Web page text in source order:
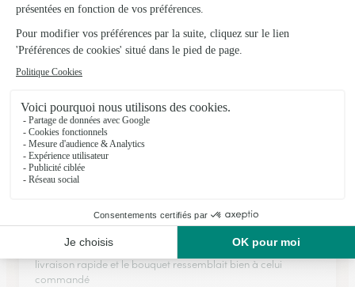
★ ★ ★ ★ ★
super bien tout est conforme et …
super bien tout est conforme et nous sommes prévenues à
chaque étape merci je recommande
05/03/2026
Livraison parfaite
Site fluide et bien fait. Beaucoup de choix de bouquets,
livraison rapide et le bouquet ressemblait bien à celui
commandé